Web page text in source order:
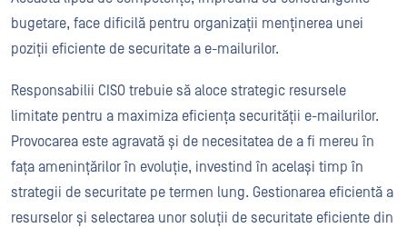
bugetare, face dificilă pentru organizații menținerea unei
poziții eficiente de securitate a e-mailurilor.
Responsabilii CISO trebuie să aloce strategic resursele
limitate pentru a maximiza eficiența securității e-mailurilor.
Provocarea este agravată și de necesitatea de a fi mereu în
fața amenințărilor în evoluție, investind în același timp în
strategii de securitate pe termen lung. Gestionarea eficientă a
resurselor și selectarea unor soluții de securitate eficiente din